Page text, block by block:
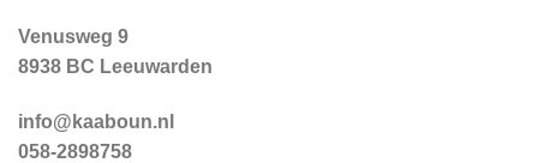
Venusweg 9
8938 BC Leeuwarden
info@kaaboun.nl
058-2898758